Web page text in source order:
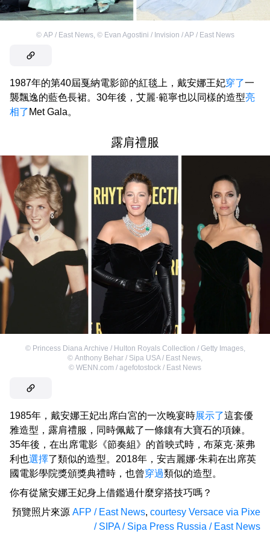
© AP / East News, © Evan Agostini / Invision / AP / East News
1987年的第40屆戛納電影節的紅毯上，戴安娜王妃穿了一
襲飄逸的藍色長裙。30年後，艾麗·範寧也以同樣的造型亮
相了 Met Gala。
露肩禮服
© Princess Diana Archive / Hulton Royals Collection / Getty Images,
© Anthony Behar / Sipa USA / East News,
© WENN.com / agefotostock / East News
1985年，戴安娜王妃出席白宮的一次晚宴時展示了這套優
雅造型，露肩禮服，同時佩戴了一條鑲有大寶石的項鍊。
35年後，在出席電影《節奏組》的首映式時，布萊克·萊弗
利也選擇了類似的造型。2018年，安吉麗娜·朱莉在出席英
國電影學院獎頒獎典禮時，也曾穿過類似的造型。
你有從黛安娜王妃身上借鑑過什麼穿搭技巧嗎？
預覽照片來源 AFP / East News, courtesy Versace via Pixe
/ SIPA / Sipa Press Russia / East News